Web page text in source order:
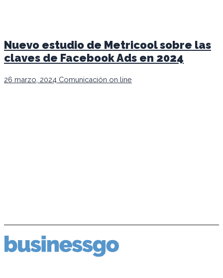
Nuevo estudio de Metricool sobre las
claves de Facebook Ads en 2024
26 marzo, 2024 Comunicación on line